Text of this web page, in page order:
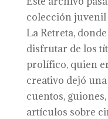
colección juvenil
La Retreta,
disfrutar de los
prolífico, quien
creativo dejó
cuentos,
artículos sobre